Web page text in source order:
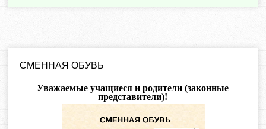
СМЕННАЯ ОБУВЬ
Уважаемые учащиеся и родители (законные
представители)!